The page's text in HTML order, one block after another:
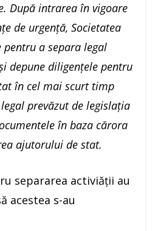
După intrarea în vigoare
de urgență, Societatea
a separa legal
depune diligențele pentru
în cel mai scurt timp
prevăzut de legislația
în baza cărora
ajutorului de stat.
separarea activiății au
acestea s-au